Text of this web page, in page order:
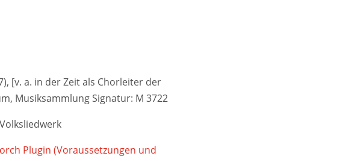
[v. a. in der Zeit als Chorleiter der
Musiksammlung Signatur: M 3722
Plugin (Voraussetzungen und